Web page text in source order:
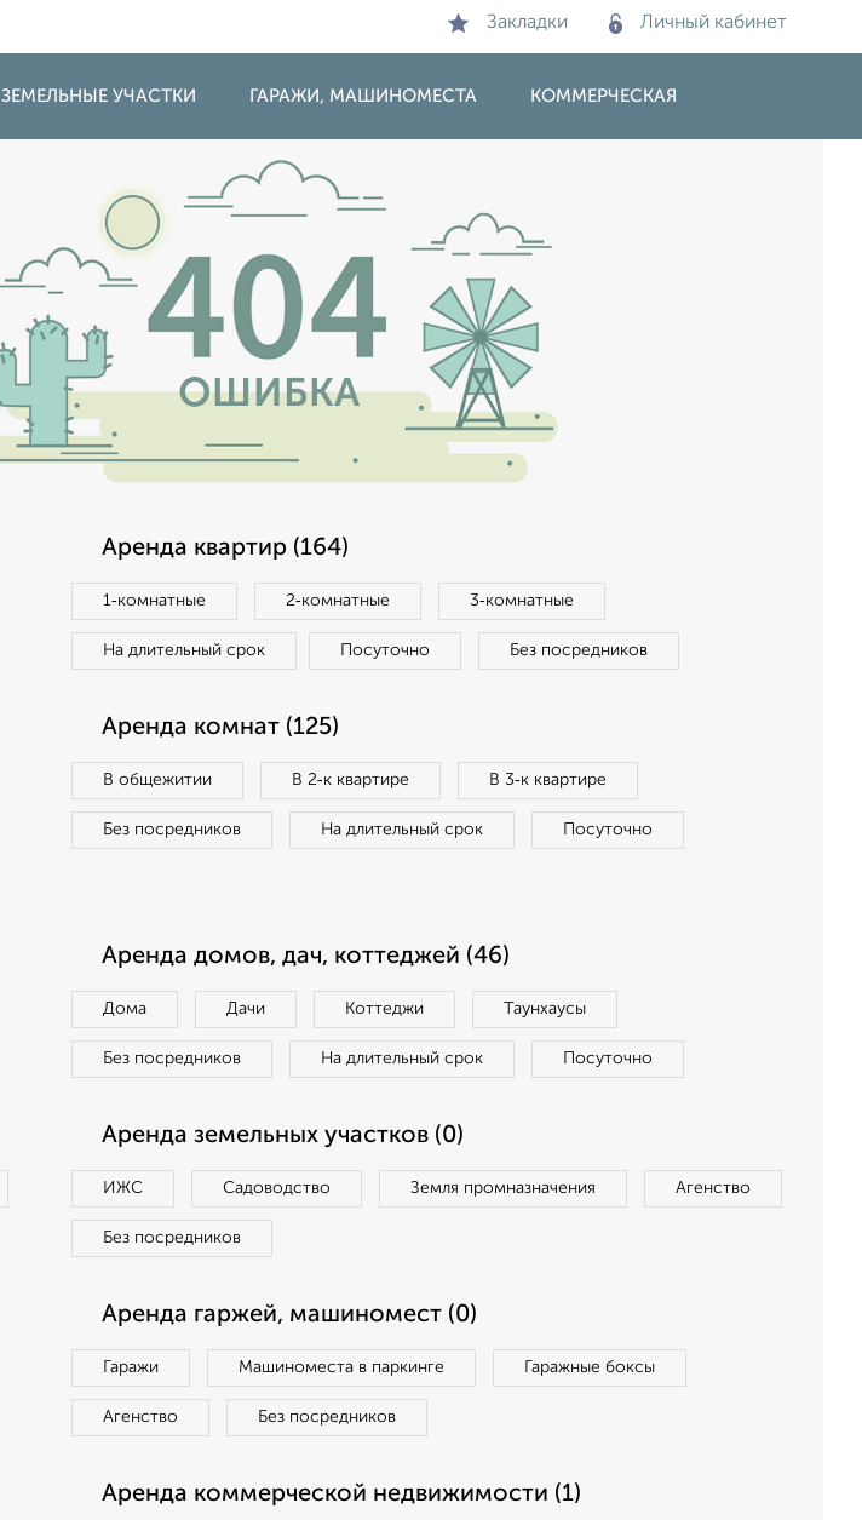
Закладки Личный кабинет
ЗЕМЕЛЬНЫЕ УЧАСТКИ ГАРАЖИ, МАШИНОМЕСТА КОММЕРЧЕСКАЯ
Аренда квартир (164)
1‑комнатные 2‑комнатные 3‑комнатные
На длительный срок Посуточно Без посредников
Аренда комнат (125)
В общежитии В 2‑к квартире В 3‑к квартире
Без посредников На длительный срок Посуточно
Аренда домов, дач, коттеджей (46)
Дома Дачи Коттеджи Таунхаусы
Без посредников На длительный срок Посуточно
Аренда земельных участков (0)
ИЖС Садоводство Земля промназначения Агенство
Без посредников
Аренда гаржей, машиномест (0)
Гаражи Машиноместа в паркинге Гаражные боксы
Агенство Без посредников
Аренда коммерческой недвижимости (1)